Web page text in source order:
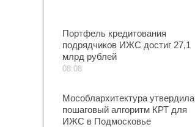
Портфель кредитования
подрядчиков ИЖС достиг 27,1
млрд рублей
08:08
Мособлархитектура утвердила
пошаговый алгоритм КРТ для
ИЖС в Подмосковье